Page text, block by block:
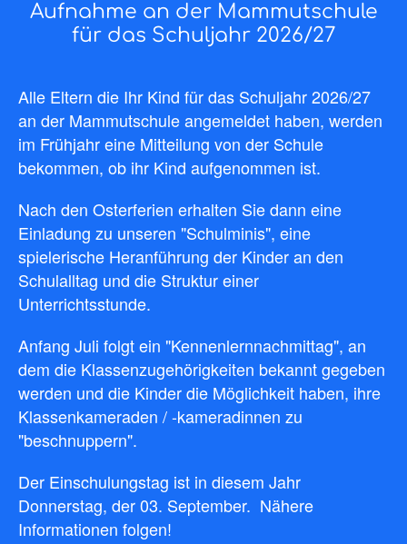
Aufnahme an der Mammutschule
für das Schuljahr 2026/27
Alle Eltern die Ihr Kind für das Schuljahr 2026/27
an der Mammutschule angemeldet haben, werden
im Frühjahr eine Mitteilung von der Schule
bekommen, ob ihr Kind aufgenommen ist.
Nach den Osterferien erhalten Sie dann eine
Einladung zu unseren "Schulminis", eine
spielerische Heranführung der Kinder an den
Schulalltag und die Struktur einer
Unterrichtsstunde.
Anfang Juli folgt ein "Kennenlernnachmittag", an
dem die Klassenzugehörigkeiten bekannt gegeben
werden und die Kinder die Möglichkeit haben, ihre
Klassenkameraden / -kameradinnen zu
"beschnuppern".
Der Einschulungstag ist in diesem Jahr
Donnerstag, der 03. September. Nähere
Informationen folgen!